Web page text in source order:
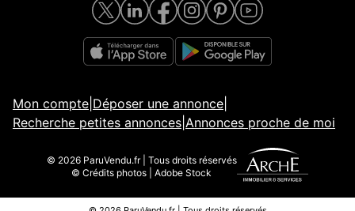
Mon compte Déposer une annonce
Recherche petites annonces Annonces proche de moi
© 2026 ParuVendu.fr | Tous droits réservés
© Crédits photos | Adobe Stock